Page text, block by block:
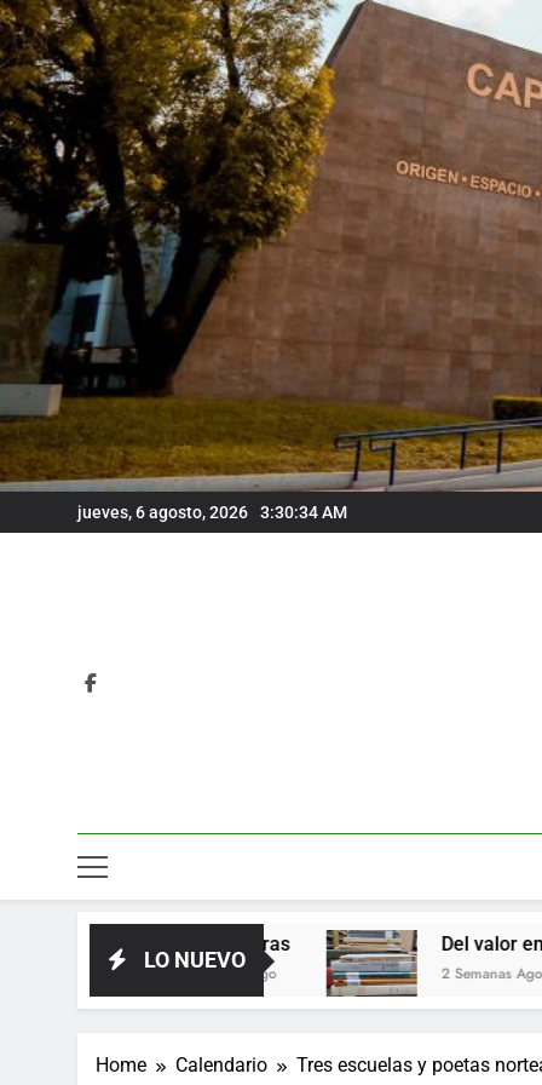
Skip
to
content
jueves, 6 agosto, 2026 3:30:35 AM
LO NUEVO
Del valor en la literatura
2 Semanas Ago
Home Calendario Tres escuelas y poetas